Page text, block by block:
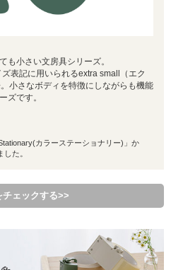
も小さい文房具シリーズ。
表記に用いられるextra small（エク
小さなボディを特徴にしながらも機能
ズです。
カラーステーショナリー)」か
た。
チェックする>>